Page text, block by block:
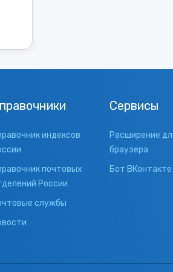
индексов
почтовых
России
службы
Сервисы
Расширение
браузера
Бот ВКонтакте